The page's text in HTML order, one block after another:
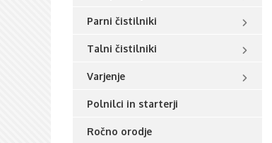
Parni čistilniki
Talni čistilniki
Varjenje
Polnilci in starterji
Ročno orodje